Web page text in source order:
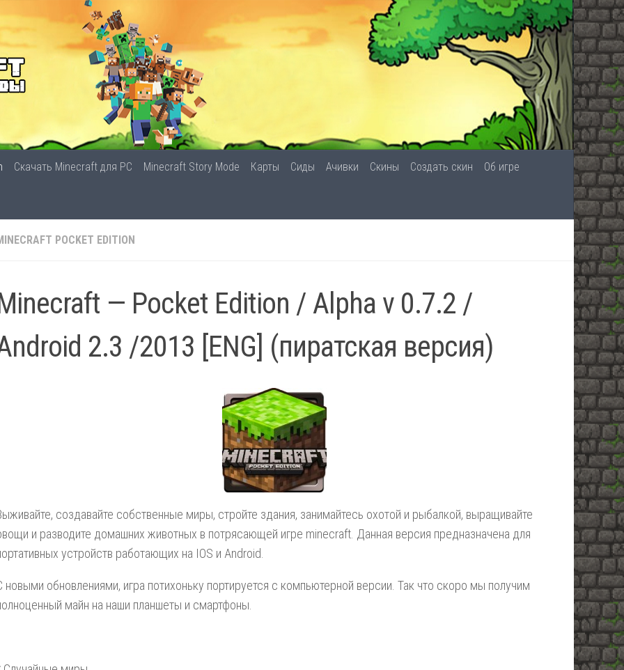
Скачать Minecraft для PC Minecraft Story Mode Карты Сиды Ачивки Скины Создать скин Об игре
POCKET EDITION
— Pocket Edition / Alpha v 0.7.2 /
2.3 /2013 [ENG] (пиратская версия)
создавайте собственные миры, стройте здания, занимайтесь охотой и рыбалкой, выращивайте
и разводите домашних животных в потрясающей игре minecraft. Данная версия предназначена для
устройств работающих на IOS и Android.
новыми обновлениями, игра потихоньку портируется с компьютерной версии. Так что скоро мы получим
майн на наши планшеты и смартфоны.